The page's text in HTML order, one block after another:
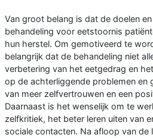
Van groot belang is dat de doelen
behandeling voor eetstoornis
hun herstel. Om gemotiveerd te
belangrijk dat de behandeling niet
verbetering van het eetgedrag en
op de achterliggende problemen en
van meer zelfvertrouwen en een
Daarnaast is het wenselijk om te
zelfkritiek, het beter leren uiten van
sociale contacten. Na afloop van de